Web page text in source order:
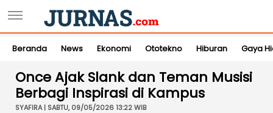
Beranda News Ekonomi Ototekno Hiburan Gaya
Once Ajak Slank dan Teman Musisi
Berbagi Inspirasi di Kampus
SYAFIRA | SABTU, 09/05/2026 13:22 WIB